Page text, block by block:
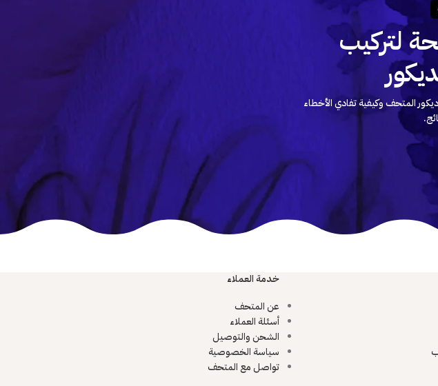
لتركيب
المتحف وكيفية تفادي الأخطاء
خدمة العملاء
عن المتحف
أسئلة العملاء
الشحن والتوصيل
سياسة الخصوصية
تواصل مع المتحف